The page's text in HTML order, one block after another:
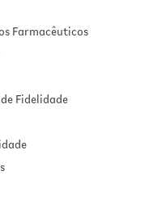
Farmacêuticos
Fidelidade